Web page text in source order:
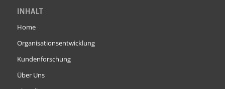
INHALT
Home
Organisationsentwicklung
Kundenforschung
Über Uns